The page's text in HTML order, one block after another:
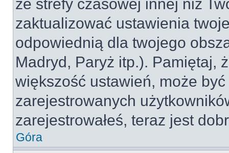
ze strefy czasowej innej niż
zaktualizować ustawienia
odpowiednią dla twojego
Madryd, Paryż itp.). Pamiętaj,
większość ustawień, może
zarejestrowanych
zarejestrowałeś, teraz jest
Góra